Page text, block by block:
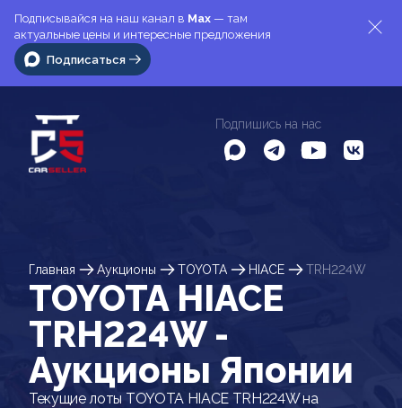
Подписывайся на наш канал в Max — там
актуальные цены и интересные предложения
Подписаться
Подпишись на нас
Главная Аукционы TOYOTA HIACE TRH224W
TOYOTA HIACE
TRH224W -
Аукционы Японии
Текущие лоты TOYOTA HIACE TRH224W на